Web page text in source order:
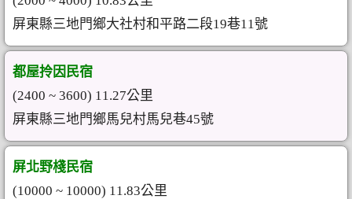
屏東縣三地門鄉大社村和平路二段19巷11號
都屋拎因民宿
(2400 ~ 3600) 11.27公里
屏東縣三地門鄉馬兒村馬兒巷45號
屏北野棧民宿
(10000 ~ 10000) 11.83公里